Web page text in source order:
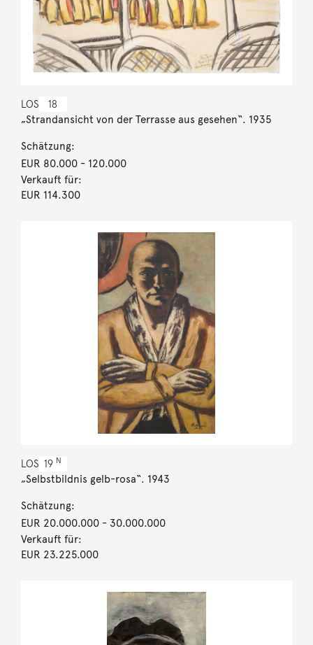
LOS 18
„Strandansicht von der Terrasse aus gesehen“. 1935
Schätzung:
EUR 80.000- 120.000
Verkauft für:
EUR 114.300
LOS 19 N
„Selbstbildnis gelb-rosa“. 1943
Schätzung:
EUR 20.000.000- 30.000.000
Verkauft für:
EUR 23.225.000